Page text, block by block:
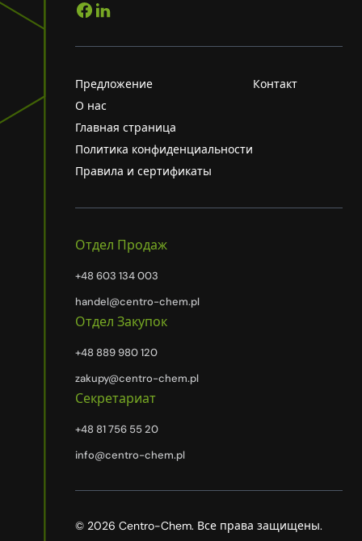
Предложение
О нас
Главная страница
Политика конфиденциальности
Правила и сертификаты
Контакт
Отдел Продаж
+48 603 134 003
handel@centro-chem.pl
Отдел Закупок
+48 889 980 120
zakupy@centro-chem.pl
Секретариат
+48 81 756 55 20
info@centro-chem.pl
© 2026 Centro-Chem. Все права защищены.